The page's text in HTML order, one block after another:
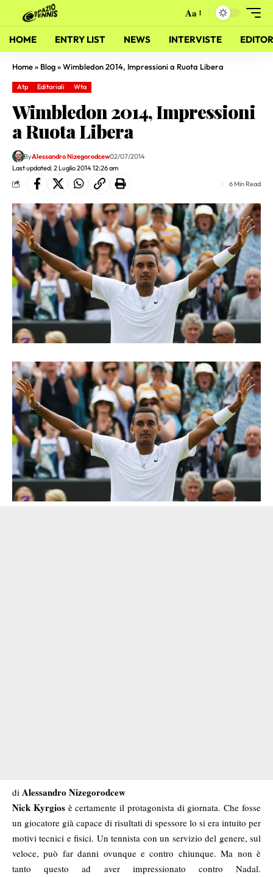
Aa
HOME ENTRY LIST NEWS INTERVISTE
Home» Blog»Wimbledon 2014, Impressioni a Ruota Libera
Atp Editoriali Wta
Wimbledon 2014, Impressioni
a Ruota Libera
Last updated: 2 Luglio 2014 12:26 am
ByAlessandro Nizegorodcew02/07/2014
6 Min Read
di Alessandro Nizegorodcew
Nick Kyrgiosè certamente il protagonista di giornata. Che fosse
un giocatore già capace di risultati di spessore lo si era intuito per
motivi tecnici e fisici. Un tennista con un servizio del genere, sul
veloce, può far danni ovunque e contro chiunque. Ma non è
tanto questo ad aver impressionato contro Nadal.